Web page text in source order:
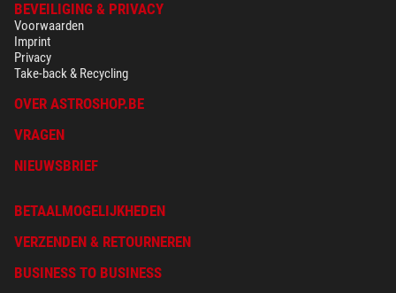
BEVEILIGING & PRIVACY
Voorwaarden
Imprint
Privacy
Take-back & Recycling
OVER ASTROSHOP.BE
VRAGEN
NIEUWSBRIEF
BETAALMOGELIJKHEDEN
VERZENDEN & RETOURNEREN
BUSINESS TO BUSINESS